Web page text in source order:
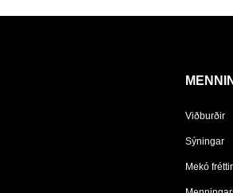
Viðburðir
Sýningar
Mekó fréttir